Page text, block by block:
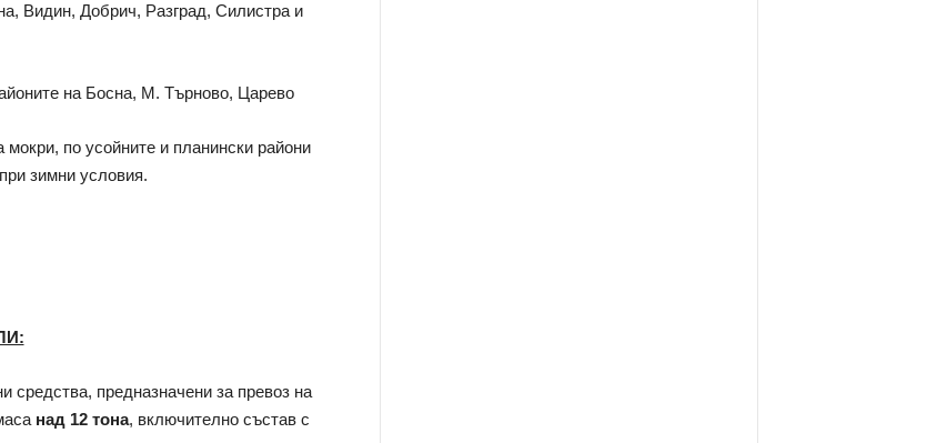
Видин, Добрич, Разград, Силистра и
на Босна, М. Търново, Царево
по усойните и планински райони
зимни условия.
средства, предназначени за превоз на
над 12 тона, включително състав с